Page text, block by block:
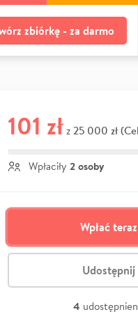
zbiórkę - za darmo
101 zł z 25 000 zł
Wpłaciły 2 osoby
Wpłać teraz
Udostępnij
4